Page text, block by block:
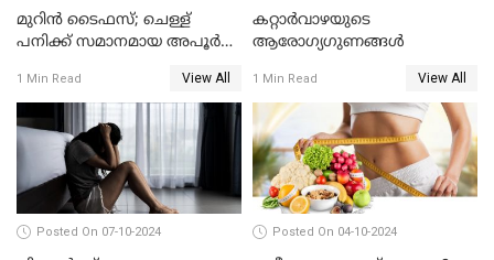
മുറിൻ ടൈഫസ്; ചെള്ള്
പനിക്ക് സമാനമായ അപൂർവ
അറിയണം?
1 Min Read View All
കറ്റാർവാഴയുടെ
ആരോഗ്യഗുണങ്ങൾ
1 Min Read View All
Posted On 07-10-2024 Posted On 04-10-2024